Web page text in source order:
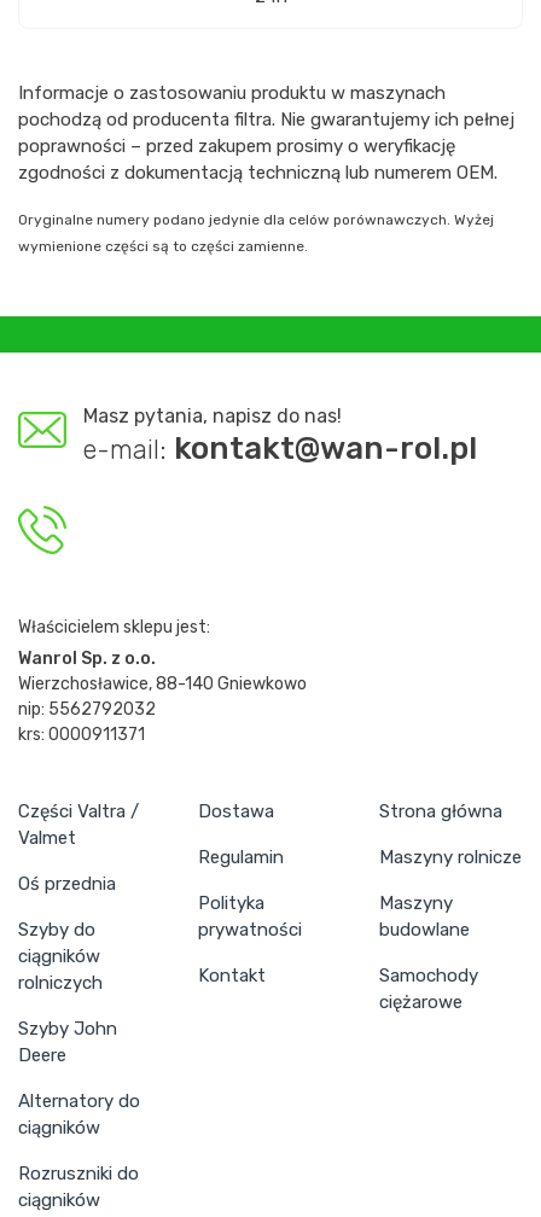
Informacje o zastosowaniu produktu w maszynach
pochodzą od producenta filtra. Nie gwarantujemy ich pełnej
poprawności – przed zakupem prosimy o weryfikację
zgodności z dokumentacją techniczną lub numerem OEM.
Oryginalne numery podano jedynie dla celów porównawczych. Wyżej
wymienione części są to części zamienne.
Masz pytania, napisz do nas!
e-mail: kontakt@wan-rol.pl
Właścicielem sklepu jest:
Wanrol Sp. z o.o.
Wierzchosławice, 88-140 Gniewkowo
nip: 5562792032
krs: 0000911371
Części Valtra /
Valmet
Oś przednia
Szyby do
ciągników
rolniczych
Szyby John
Deere
Alternatory do
ciągników
Rozruszniki do
ciągników
Dostawa
Regulamin
Polityka
prywatności
Kontakt
Strona główna
Maszyny rolnicze
Maszyny
budowlane
Samochody
ciężarowe